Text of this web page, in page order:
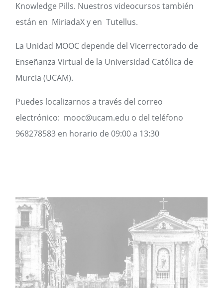
Knowledge Pills. Nuestros videocursos también
están en MiriadaX y en Tutellus.
La Unidad MOOC depende del Vicerrectorado de
Enseñanza Virtual de la Universidad Católica de
Murcia (UCAM).
Puedes localizarnos a través del correo
electrónico: mooc@ucam.edu o del teléfono
968278583 en horario de 09:00 a 13:30